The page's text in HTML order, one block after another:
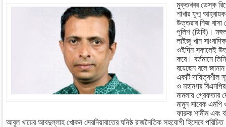
মুক্তখবর ডেস্ক
শাখার যুগ্ম
উত্তরার নিজ বাসা
পুলিশ (ডিবি)।
লাইজু খান
ওইদিন সকালেই
করে। বর্তমানে
রয়েছেন বলে
একটি দায়িত্বশীল
ও মহানগর
মামলায় গ্রেফতার
মামুন সাবেক এমপি
ফারুক শামীম এবং
আবুল খায়ের আবদুল্লাহ খোকন সেরনিয়াবাতের ঘনিষ্ঠ রাজনৈতিক সহযোগী হিসেবে